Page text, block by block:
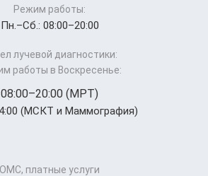
Режим работы:
Пн.–Cб.: 08:00–20:00
лучевой диагностики:
работы в Воскресенье:
08:00–20:00 (МРТ)
(МСКТ и Маммография)
ОМС, платные услуги